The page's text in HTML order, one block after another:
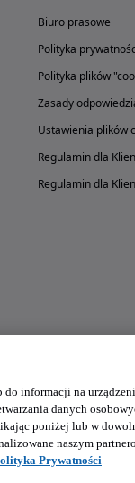
Biuro prasowe
Polityka
Polityka plików
Zasady
Ustawienia plików
Regulamin dla
Regulamin dla
do informacji na
danych
poniżej lub w
naszym
Prywatności